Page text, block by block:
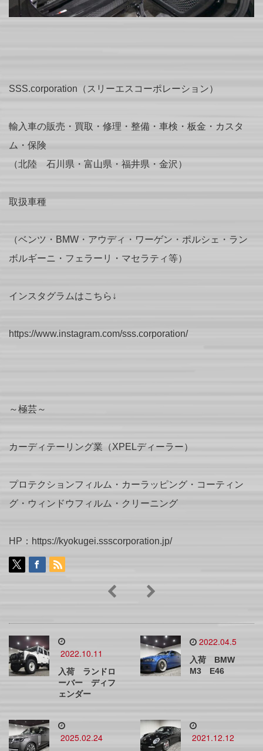
SSS.corporation（スリーエスコーポレーション）
輸入車の販売・買取・修理・整備・車検・板金・カスタ
ム・保険
（北陸 石川県・富山県・福井県・金沢）
取扱車種
（ベンツ・BMW・アウディ・ワーゲン・ポルシェ・ラン
ボルギーニ・フェラーリ・マセラティ等）
インスタグラムはこちら↓
https://www.instagram.com/sss.corporation/
～極芸～
カーディテーリング業（XPELディーラー）
プロテクションフィルム・カーラッピング・コーティン
グ・ウィンドウフィルム・クリーニング
HP：https://kyokugei.ssscorporation.jp/
2022.10.11
入荷 ランドロ
ーバー ディフ
ェンダー
2022.04.5
入荷 BMW
M3 E46
2025.02.24 2021.12.12